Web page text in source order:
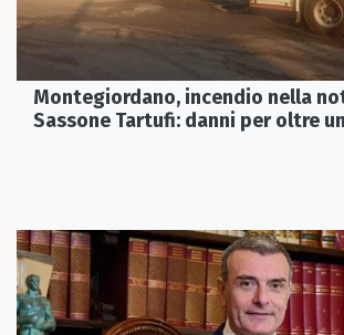
Montegiordano, incendio nella
Sassone Tartufi: danni per oltre